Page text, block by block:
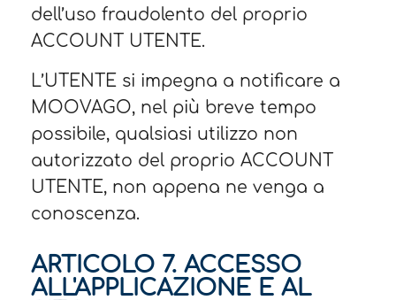
dell’uso fraudolento del proprio
ACCOUNT UTENTE.
L’UTENTE si impegna a notificare a
MOOVAGO, nel più breve tempo
possibile, qualsiasi utilizzo non
autorizzato del proprio ACCOUNT
UTENTE, non appena ne venga a
conoscenza.
ARTICOLO 7. ACCESSO
ALL'APPLICAZIONE E AL